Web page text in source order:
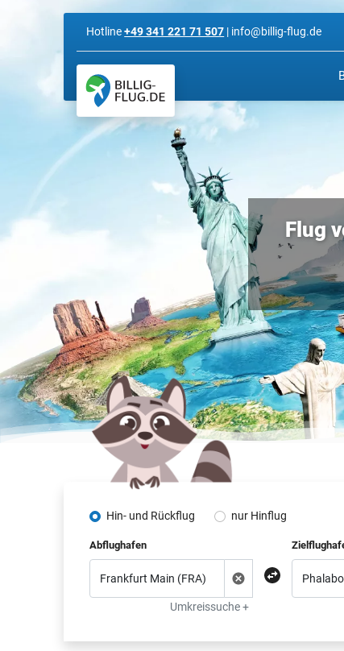
Hotline+49 341 221 71 507 | info@billig-flug.de
Flug
Hin- und Rückflug nur Hinflug
Abflughafen
Umkreissuche +